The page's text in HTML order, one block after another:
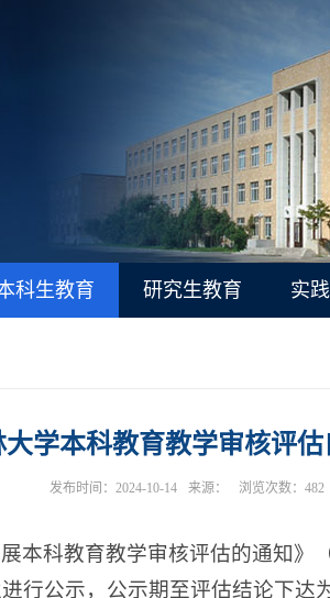
科生教育 研究生教育 实
学本科教育教学审核评
发布时间：2024-10-14 来源： 浏览次数： 482
本科教育教学审核评估的通知
行公示，公示期至评估结论下